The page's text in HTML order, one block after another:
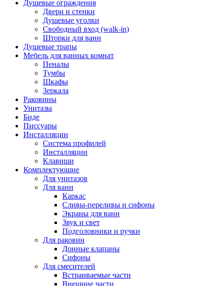
Душевые ограждения
Двери и стенки
Душевые уголки
Свободный вход (walk-in)
Шторки для ванн
Душевые трапы
Мебель для ванных комнат
Пеналы
Тумбы
Шкафы
Зеркала
Раковины
Унитазы
Биде
Писсуары
Инсталляции
Система профилей
Инсталляции
Клавиши
Комплектующие
Для унитазов
Для ванн
Каркас
Сливы-переливы и сифоны
Экраны для ванн
Звук и свет
Подголовники и ручки
Для раковин
Донные клапаны
Сифоны
Для смесителей
Встраиваемые части
Внешние части